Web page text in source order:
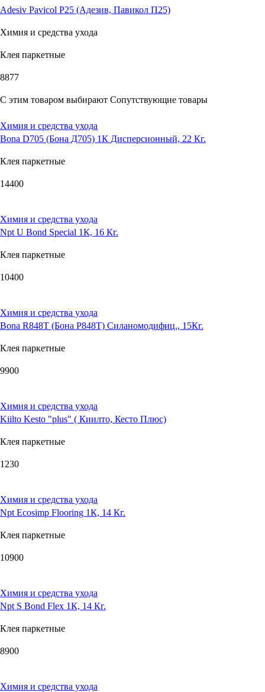
Adesiv Pavicol P25 (Адезив, Павикол П25)
Химия и средства ухода
Клея паркетные
8877
С этим товаром выбирают Сопутствующие товары
Химия и средства ухода
Bona D705 (Бона Д705) 1К Дисперсионный, 22 Кг.
Клея паркетные
14400
Химия и средства ухода
Npt U Bond Special 1К, 16 Кг.
Клея паркетные
10400
Химия и средства ухода
Bona R848T (Бона Р848Т) Силаномодифиц., 15Кг.
Клея паркетные
9900
Химия и средства ухода
Kiilto Kesto "plus" ( Киилто, Кесто Плюс)
Клея паркетные
1230
Химия и средства ухода
Npt Ecosimp Flooring 1К, 14 Кг.
Клея паркетные
10900
Химия и средства ухода
Npt S Bond Flex 1К, 14 Кг.
Клея паркетные
8900
Химия и средства ухода